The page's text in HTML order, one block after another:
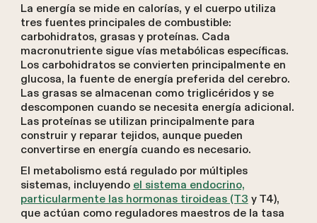
La energía se mide en calorías, y el cuerpo utiliza
tres fuentes principales de combustible:
carbohidratos, grasas y proteínas. Cada
macronutriente sigue vías metabólicas específicas.
Los carbohidratos se convierten principalmente en
glucosa, la fuente de energía preferida del cerebro.
Las grasas se almacenan como triglicéridos y se
descomponen cuando se necesita energía adicional.
Las proteínas se utilizan principalmente para
construir y reparar tejidos, aunque pueden
convertirse en energía cuando es necesario.
El metabolismo está regulado por múltiples
sistemas, incluyendo el sistema endocrino,
particularmente las hormonas tiroideas (T3 y T4),
que actúan como reguladores maestros de la tasa